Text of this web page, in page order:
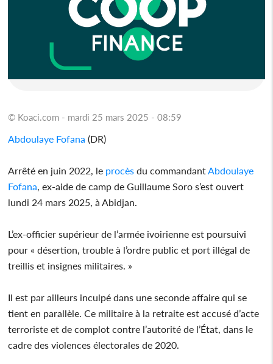
© Koaci.com - mardi 25 mars 2025 - 08:59
Abdoulaye Fofana (DR)
Arrêté en juin 2022, le procès du commandant Abdoulaye
Fofana , ex-aide de camp de Guillaume Soro s’est ouvert
lundi 24 mars 2025, à Abidjan.
L’ex-officier supérieur de l’armée ivoirienne est poursuivi
pour « désertion, trouble à l’ordre public et port illégal de
treillis et insignes militaires. »
Il est par ailleurs inculpé dans une seconde affaire qui se
tient en parallèle. Ce militaire à la retraite est accusé d’acte
terroriste et de complot contre l’autorité de l’État, dans le
cadre des violences électorales de 2020.